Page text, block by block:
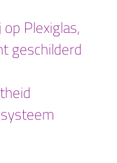
Plexiglas,
geschilderd